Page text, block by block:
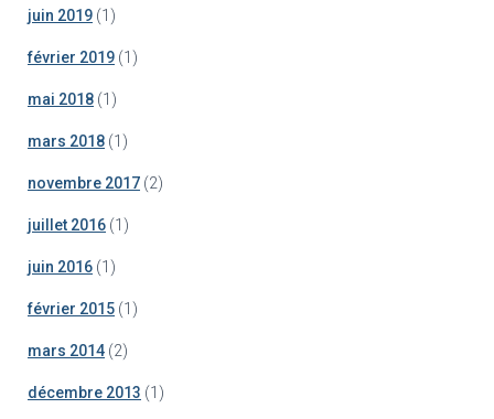
juin 2019 (1)
février 2019 (1)
mai 2018 (1)
mars 2018 (1)
novembre 2017 (2)
juillet 2016 (1)
juin 2016 (1)
février 2015 (1)
mars 2014 (2)
décembre 2013 (1)